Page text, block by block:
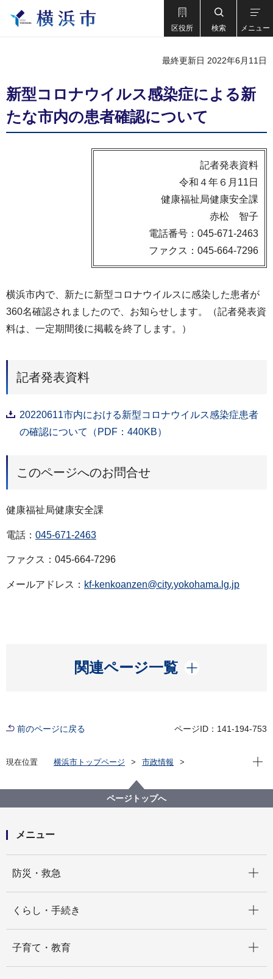
区役所 検索 メニュー
最終更新日 2022年6月11日
新型コロナウイルス感染症による新
たな市内の患者確認について
記者発表資料
令和４年６月11日
健康福祉局健康安全課
赤松 智子
電話番号：045-671-2463
ファクス：045-664-7296
横浜市内で、新たに新型コロナウイルスに感染した患者が
360名確認されましたので、お知らせします。（記者発表資
料は、一定期間後に掲載を終了します。）
記者発表資料
20220611市内における新型コロナウイルス感染症患者
の確認について（PDF：440KB）
このページへのお問合せ
健康福祉局健康安全課
電話： 045-671-2463
ファクス：045-664-7296
メールアドレス： kf-kenkoanzen@city.yokohama.lg.jp
関連ページ一覧
開く
前のページに戻る ページID：141-194-753
現在位置 横浜市トップページ
市政情報
新型コロナウイルス感染症による新たな市内の患者確
認について
現在
ページトップへ
メニュー
防災・救急
くらし・手続き
子育て・教育